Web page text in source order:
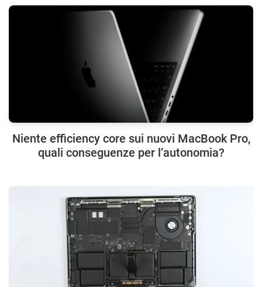
Niente efficiency core sui nuovi MacBook Pro,
quali conseguenze per l’autonomia?